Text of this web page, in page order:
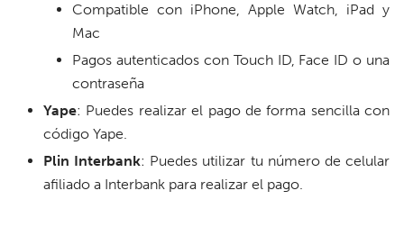
Compatible con iPhone, Apple Watch, iPad y
Mac
Pagos autenticados con Touch ID, Face ID o una
contraseña
Yape: Puedes realizar el pago de forma sencilla con
código Yape.
Plin Interbank: Puedes utilizar tu número de celular
afiliado a Interbank para realizar el pago.